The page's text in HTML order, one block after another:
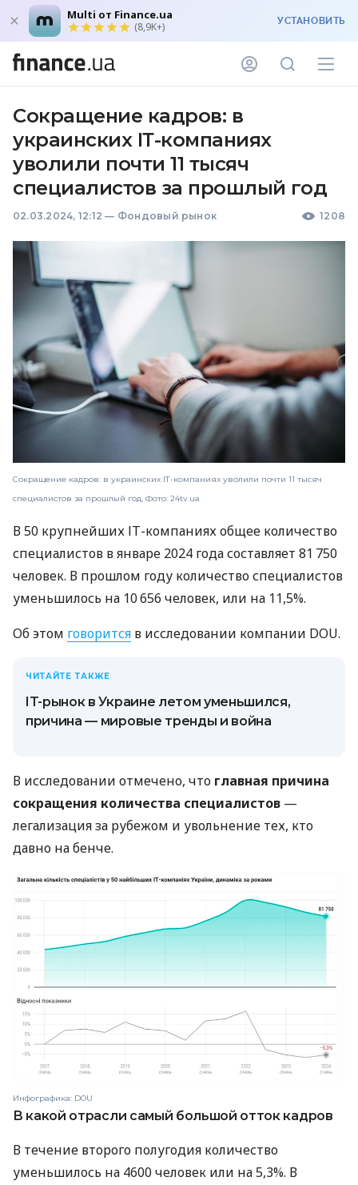
Multi от Finance.ua
(8,9K+) УСТАНОВИТЬ
Сокращение кадров: в
украинских ІТ-компаниях
уволили почти 11 тысяч
специалистов за прошлый год
02.03.2024, 12:12 — Фондовый рынок 1208
Сокращение кадров: в украинских ІТ-компаниях уволили почти 11 тысяч
специалистов за прошлый год, Фото: 24tv.ua
В 50 крупнейших ІТ-компаниях общее количество
специалистов в январе 2024 года составляет 81 750
человек. В прошлом году количество специалистов
уменьшилось на 10 656 человек, или на 11,5%.
Об этом говорится в исследовании компании DOU.
ЧИТАЙТЕ ТАКЖЕ
IT-рынок в Украине летом уменьшился,
причина — мировые тренды и война
В исследовании отмечено, что главная причина
сокращения количества специалистов —
легализация за рубежом и увольнение тех, кто
давно на бенче.
Инфографика: DOU
В какой отрасли самый большой отток кадров
В течение второго полугодия количество
уменьшилось на 4600 человек или на 5,3%. В